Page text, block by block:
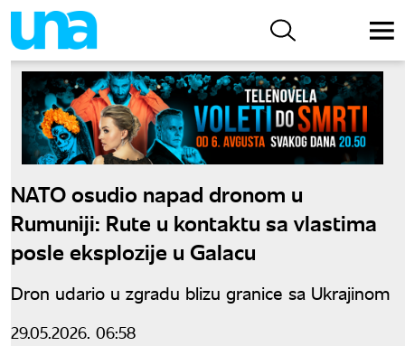
NATO osudio napad dronom u
Rumuniji: Rute u kontaktu sa vlastima
posle eksplozije u Galacu
Dron udario u zgradu blizu granice sa Ukrajinom
29.05.2026. 06:58